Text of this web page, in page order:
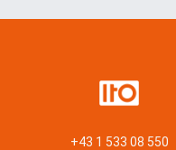
+43 1 533 08 550